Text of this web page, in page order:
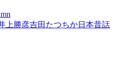
上勝彦吉田たつちか日本昔話